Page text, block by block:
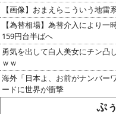
【画像】おまえらこういう地雷
【為替相場】為替介入により
159円台半ばへ
勇気を出して白人美女にチン凸
ｗｗ
海外「日本よ、お前がナンバー
ードに世界が衝撃
ぷ